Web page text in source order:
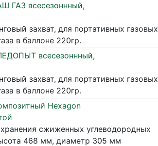
ГАЗ всесезоннный,
захват, для портативных газовых
в баллоне 220гр.
всесезоннный,
захват, для портативных газовых
в баллоне 220гр.
Hexagon
сжиженных углеводородных
468 мм, диаметр 305 мм